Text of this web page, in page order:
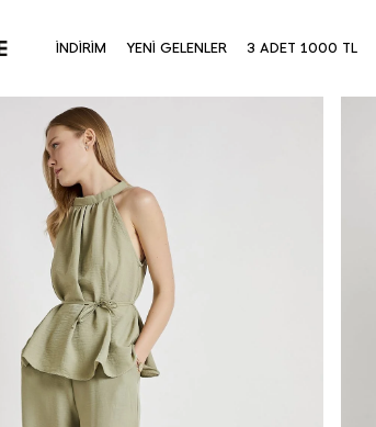
İNDİRİM YENİ GELENLER 3 ADET 1000 TL